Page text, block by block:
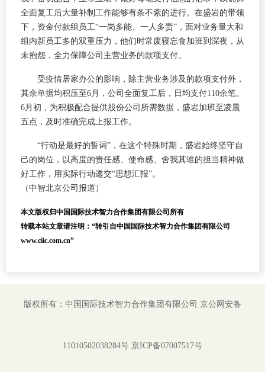
全面复工后大量补制工作能够有条不紊的进行。在盛岩的带领
下，资金付款组员工“一岗多能、一人多责”，面对业务量大和
组内新员工多的双重压力，他们时常废寝忘食加班到深夜，从
未抱怨，全力保障公司主营业务的款项支付。
受疫情居家办公的影响，除主营业务涉及的款项支付外，
其余单据均积压至6月，公司全面复工后，日均支付110余笔。
6月初，为积极配合提供股份公司所需数据，盛岩加班至凌晨
五点，及时准确完成上报工作。
“行动是最好的誓词”，在这个特殊时期，盛岩始终坚守自
己的岗位，以高度的责任感、使命感、舍我其谁的担当精神做
好工作，用实际行动递交“思想汇报”。
（中智北京公司报道）
本文版权归中国国际技术智力合作集团有限公司所有
转载本站文章请注明：“转引自中国国际技术智力合作集团有限公司
www.ciic.com.cn”
版权所有：中国国际技术智力合作集团有限公司 京公网安备
11010502038284号 京ICP备07007517号